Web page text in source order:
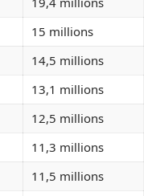
15 millions
14,5 millions
13,1 millions
12,5 millions
11,3 millions
11,5 millions